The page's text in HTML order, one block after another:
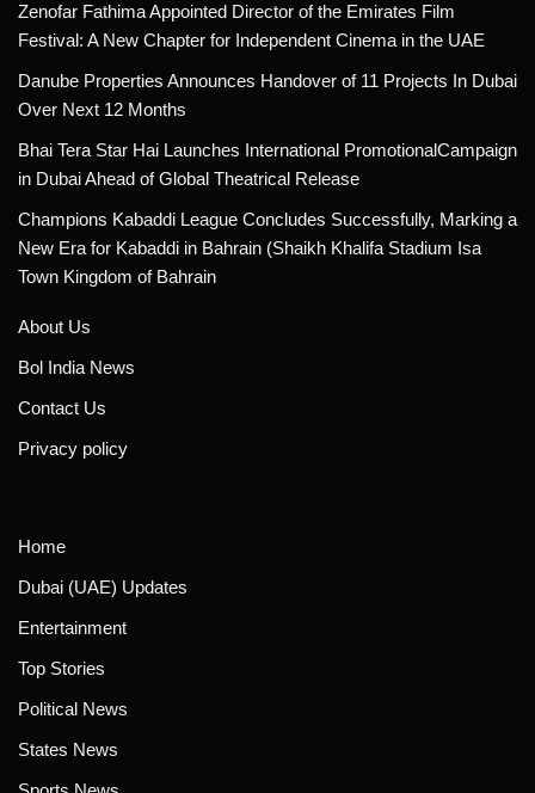
Zenofar Fathima Appointed Director of the Emirates Film
Festival: A New Chapter for Independent Cinema in the UAE
Danube Properties Announces Handover of 11 Projects In Dubai
Over Next 12 Months
Bhai Tera Star Hai Launches International PromotionalCampaign
in Dubai Ahead of Global Theatrical Release
Champions Kabaddi League Concludes Successfully, Marking a
New Era for Kabaddi in Bahrain (Shaikh Khalifa Stadium Isa
Town Kingdom of Bahrain
About Us
Bol India News
Contact Us
Privacy policy
Home
Dubai (UAE) Updates
Entertainment
Top Stories
Political News
States News